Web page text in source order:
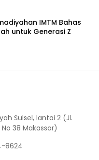
IMTM Bahas
untuk Generasi Z
Sulsel, lantai 2 (Jl.
38 Makassar)
8624